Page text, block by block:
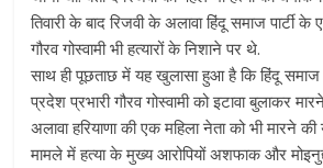
तिवारी के बाद रिजवी के अलावा हिंदू समाज पार्टी के
गौरव गोस्वामी भी हत्यारों के निशाने पर थे.
साथ ही पूछताछ में यह खुलासा हुआ है कि हिंदू समाज
प्रदेश प्रभारी गौरव गोस्वामी को इटावा बुलाकर
अलावा हरियाणा की एक महिला नेता को भी मारने
मामले में हत्या के मुख्य आरोपियों अशफाक और